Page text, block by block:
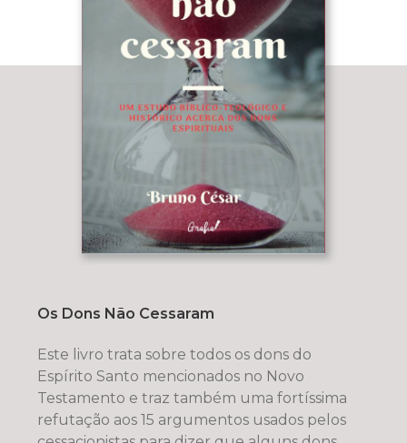
Os Dons Não Cessaram
Este livro trata sobre todos os dons do
Espírito Santo mencionados no Novo
Testamento e traz também uma fortíssima
refutação aos 15 argumentos usados pelos